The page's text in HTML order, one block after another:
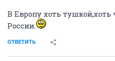
В Европу хоть
России.
ОТВЕТИТЬ